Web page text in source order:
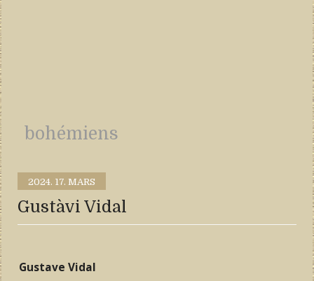
bohémiens
2024. 17. MARS
Gustàvi Vidal
Gustave Vidal